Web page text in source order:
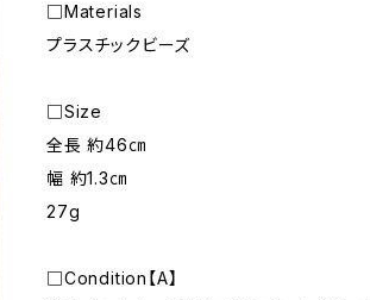
□Materials
プラスチックビーズ
□Size
全長 約46㎝
幅 約1.3㎝
27g
□Condition【A】